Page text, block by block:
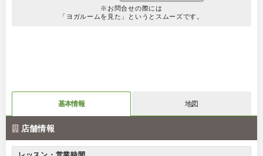
※お問合せの際には
「ヨガルームを見た」というとスムーズです。
基本情報 地図
店舗情報